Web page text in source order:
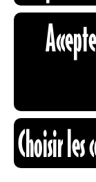
Mini
Crêpe,
Plateau
Choisir les